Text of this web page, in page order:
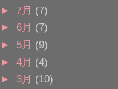
► 7月 (7)
► 6月 (7)
► 5月 (9)
► 4月 (4)
► 3月 (10)